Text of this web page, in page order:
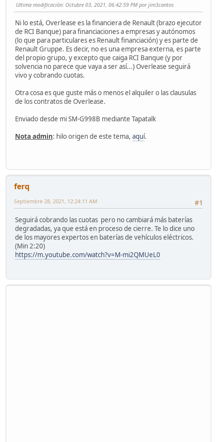
Ultima modificación: Octubre 03, 2021, 06:42:59 PM por jim3cantos
Ni lo está, Overlease es la financiera de Renault (brazo ejecutor
de RCI Banque) para financiaciones a empresas y autónomos
(lo que para particulares es Renault financiación) y es parte de
Renault Gruppe. Es decir, no es una empresa externa, es parte
del propio grupo, y excepto que caiga RCI Banque (y por
solvencia no parece que vaya a ser así...) Overlease seguirá
vivo y cobrando cuotas.
Otra cosa es que guste más o menos el alquiler o las clausulas
de los contratos de Overlease.
Enviado desde mi SM-G998B mediante Tapatalk
Nota admin: hilo origen de este tema, aquí.
ferq
#1
Septiembre 28, 2021, 12:24:11 AM
Seguirá cobrando las cuotas pero no cambiará más baterías
degradadas, ya que está en proceso de cierre. Te lo dice uno
de los mayores expertos en baterías de vehículos eléctricos.
(Min 2:20)
https://m.youtube.com/watch?v=M-mi2QMUeL0